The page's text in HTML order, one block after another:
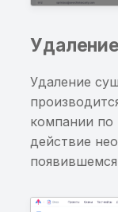
Удаление
компании
действие